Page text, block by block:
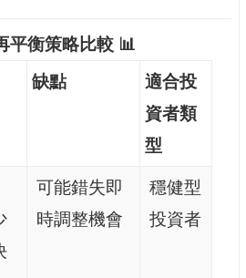
平衡策略比較 📊
缺點
適合投
資者類
型
可能錯失即
時調整機會
穩健型
投資者